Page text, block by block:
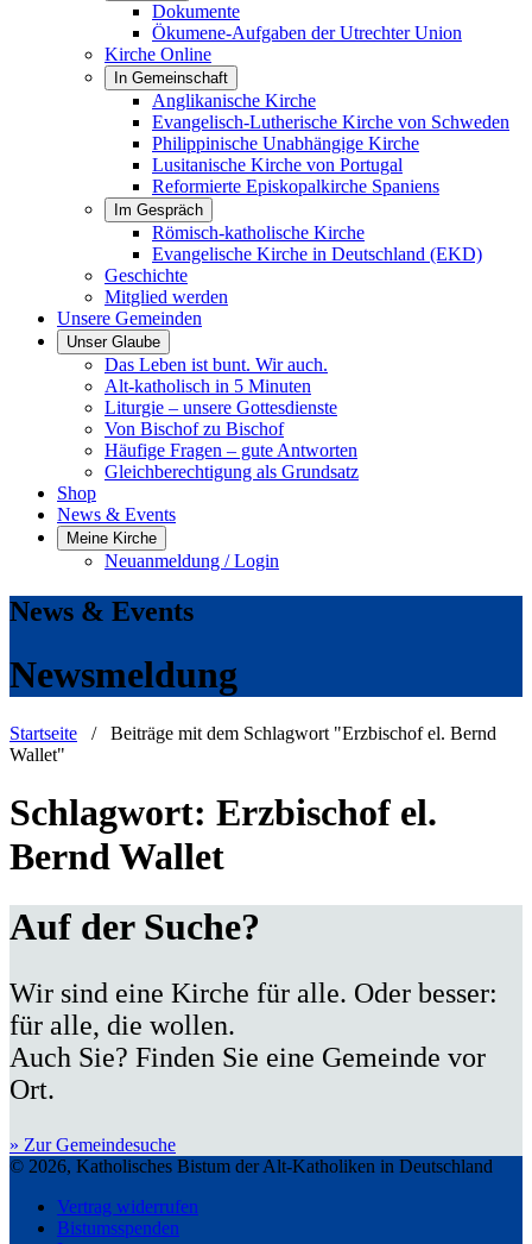
Dokumente
Ökumene-Aufgaben der Utrechter Union
Kirche Online
In Gemeinschaft
Anglikanische Kirche
Evangelisch-Lutherische Kirche von Schweden
Philippinische Unabhängige Kirche
Lusitanische Kirche von Portugal
Reformierte Episkopalkirche Spaniens
Im Gespräch
Römisch-katholische Kirche
Evangelische Kirche in Deutschland (EKD)
Geschichte
Mitglied werden
Unsere Gemeinden
Unser Glaube
Das Leben ist bunt. Wir auch.
Alt-katholisch in 5 Minuten
Liturgie – unsere Gottesdienste
Von Bischof zu Bischof
Häufige Fragen – gute Antworten
Gleichberechtigung als Grundsatz
Shop
News & Events
Meine Kirche
Neuanmeldung / Login
News & Events
Newsmeldung
Startseite / Beiträge mit dem Schlagwort "Erzbischof el. Bernd
Wallet"
Schlagwort: Erzbischof el.
Bernd Wallet
Auf der Suche?
Wir sind eine Kirche für alle. Oder besser:
für alle, die wollen.
Auch Sie? Finden Sie eine Gemeinde vor
Ort.
» Zur Gemeindesuche
© 2026, Katholisches Bistum der Alt-Katholiken in Deutschland
Vertrag widerrufen
Bistumsspenden